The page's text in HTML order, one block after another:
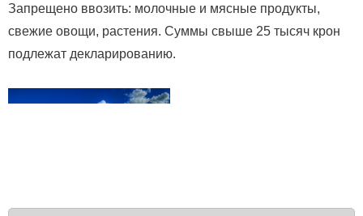
Запрещено ввозить: молочные и мясные продукты,
свежие овощи, растения. Суммы свыше 25 тысяч крон
подлежат декларированию.